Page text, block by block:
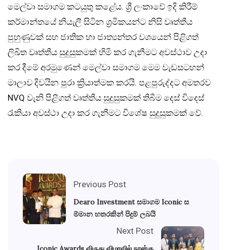
මෙල්වා සමාගම කටයුතු කළේය. ශ්‍රී ලංකාවේ ඉදි කිරීම්
කර්මාන්තයේ නියැලී සිටින ශ්‍රමිකයන්ට නිසි වෘත්තීය
පුහුණුවක් සහ ජාතික හා ජාත්‍යන්තර වශයෙන් පිළිගත්
ලිඛිත වෘත්තීය සුදුසුකමක් හිමි කර ගැනීමට අවස්ථාව උදා
කර දීමේ අරමුණෙන් මෙල්වා සමාගම මෙම වැඩසටහන්
මාලාව දිවයින පුරා ක්‍රියාත්මක කරයි. පළපුරුද්දට අමතරව
NVQ වැනි පිළිගත් වෘත්තීය සුදුසුකමක් තිබීම දෙස් විදෙස්
රැකියා අවස්ථා උදා කර ගැනීමට විශේෂ සුදුසුකමක් වේ.
Previous Post
Dearo Investment සමාගම Iconic ස
ම්මාන හතරකින් පිදුම් ලබයි
Next Post